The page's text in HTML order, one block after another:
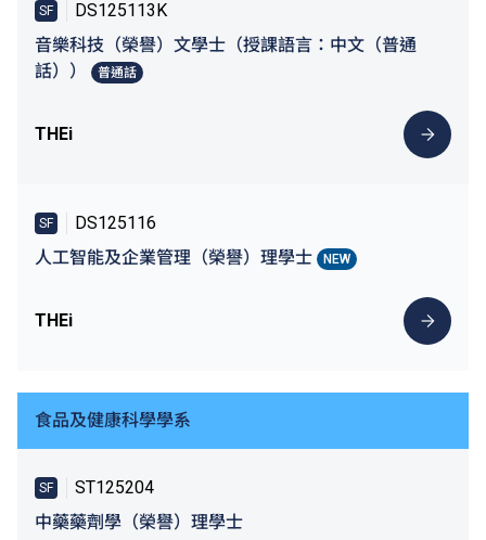
SF
DS125113K
音樂科技（榮譽）文學士（授課語言：中文（普通
話））
普通話
THEi
SF
DS125116
人工智能及企業管理（榮譽）理學士
NEW
THEi
食品及健康科學學系
SF
ST125204
中藥藥劑學（榮譽）理學士